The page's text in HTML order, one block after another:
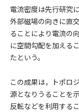
電流密度は先行研究
外部磁場の向きに直
ることにより電流の
に空間勾配を加える
たという。
この成果は，トポロ
源となりうることを
反転などを利用する